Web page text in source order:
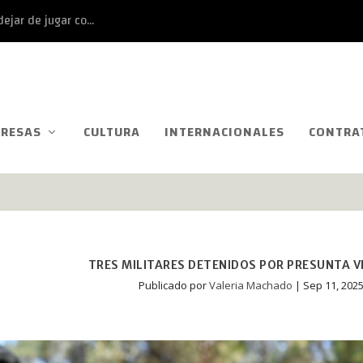
de jugar co...
CULTURA INTERNACIONALES
TRES MILITARES DETENIDOS POR PRESUNTA
Publicado porValeria Machado | Sep 11,